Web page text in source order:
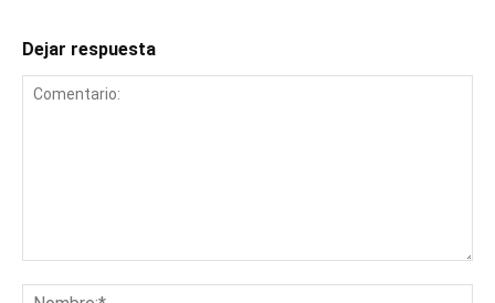
Dejar respuesta